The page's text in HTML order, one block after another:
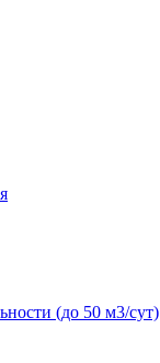
(до 50 м3/сут)